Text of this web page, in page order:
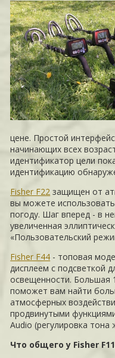
цене. Простой
начинающих всех
идентификатор цели
идентификацию
Fisher F22 защищен от
вы можете
погоду. Шаг вперед - в
увеличенная
«Пользовательский
Fisher F44 - топовая
дисплеем с подсветкой
освещенности. Большая
поможет вам найти
атмосферных
продвинутыми
Audio (регулировка тона
Что общего у Fisher